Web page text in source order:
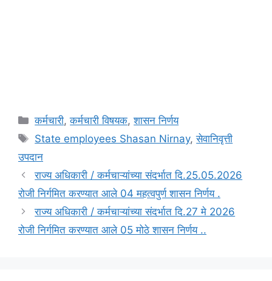
Categories
कर्मचारी,कर्मचारी विषयक,शासन निर्णय
Tags
State employees Shasan Nirnay,सेवानिवृत्ती
उपदान
राज्य अधिकारी / कर्मचाऱ्यांच्या संदर्भात दि.25.05.2026
रोजी निर्गमित करण्यात आले 04 महत्वपुर्ण शासन निर्णय .
राज्य अधिकारी / कर्मचाऱ्यांच्या संदर्भात दि.27 मे 2026
रोजी निर्गमित करण्यात आले 05 मोठे शासन निर्णय ..